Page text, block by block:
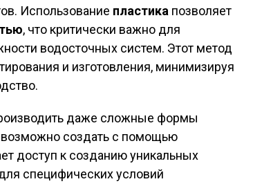
Использование пластика позволяет
, что критически важно для
водосточных систем. Этот метод
и изготовления, минимизируя
даже сложные формы
создать с помощью
доступ к созданию уникальных
специфических условий